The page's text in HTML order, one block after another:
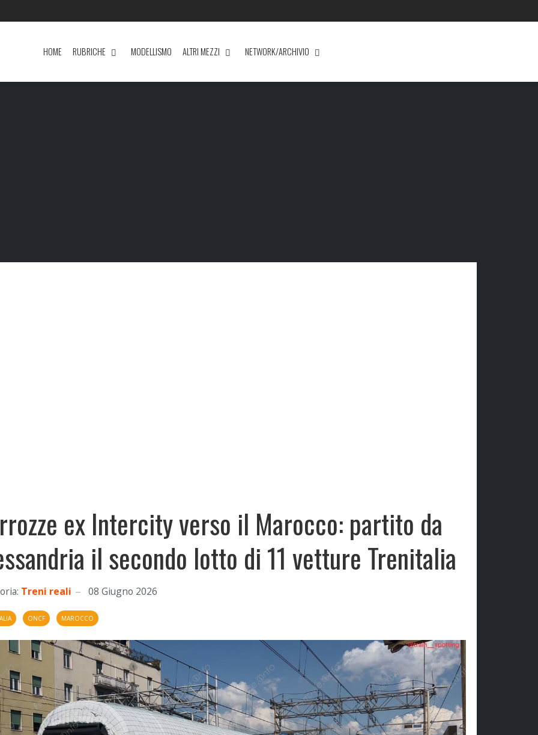
HOME RUBRICHE MODELLISMO ALTRI MEZZI NETWORK/ARCHIVIO
ex Intercity verso il Marocco: partito da
il secondo lotto di 11 vetture Trenitalia
Treni reali 08 Giugno 2026
ONCF MAROCCO